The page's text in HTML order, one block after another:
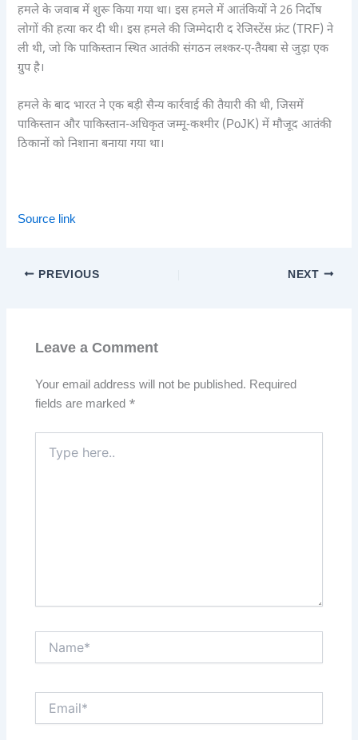
हमले के जवाब में शुरू किया गया था। इस हमले में आतंकियों ने 26 निर्दोष
लोगों की हत्या कर दी थी। इस हमले की जिम्मेदारी द रेजिस्टेंस फ्रंट (TRF) ने
ली थी, जो कि पाकिस्तान स्थित आतंकी संगठन लश्कर-ए-तैयबा से जुड़ा एक
ग्रुप है।
हमले के बाद भारत ने एक बड़ी सैन्य कार्रवाई की तैयारी की थी, जिसमें
पाकिस्तान और पाकिस्तान-अधिकृत जम्मू-कश्मीर (PoJK) में मौजूद आतंकी
ठिकानों को निशाना बनाया गया था।
Source link
PREVIOUS NEXT
Leave a Comment
Your email address will not be published. Required
fields are marked *
here..